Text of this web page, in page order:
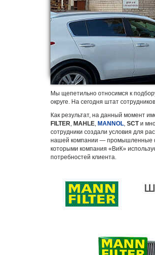
Мы щепетильно относимся к
округе. На сегодня штат
Как результат, на данный момент
FILTER, MAHLE, MANNOL, SCTи
сотрудники создали условия для
нашей компании — промышленные
которыми компания «ВиК»
потребностей клиента.